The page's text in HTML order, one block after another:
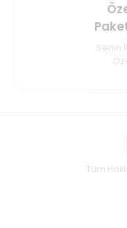
Senin
Tüm